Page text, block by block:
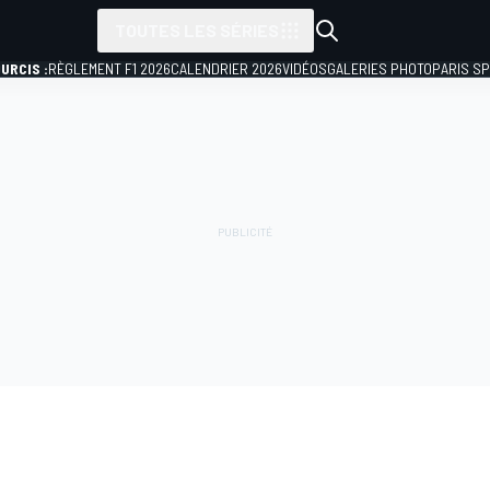
:RÈGLEMENT F1 2026CALENDRIER 2026VIDÉOSGALERIES PHOTOPARIS